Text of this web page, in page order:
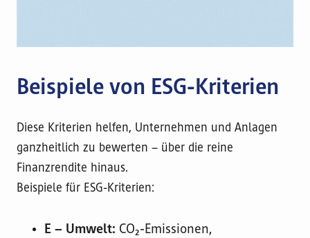
Beispiele von ESG-Kriterien
Diese Kriterien helfen, Unternehmen und Anlagen
ganzheitlich zu bewerten – über die reine
Finanzrendite hinaus.
Beispiele für ESG-Kriterien:
E – Umwelt: CO₂-Emissionen,